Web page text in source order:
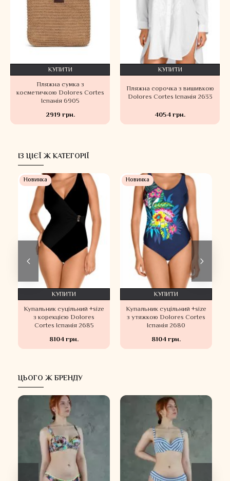
Пляжна сумка з
косметичкою Dolores Cortes
Іспанія 6905
2919 грн.
КУПИТИ
Пляжна сорочка з вишивкою
Dolores Cortes Іспанія 2633
4054 грн.
КУПИТИ
ІЗ ЦІЄЇ Ж КАТЕГОРІЇ
Новинка
Купальник суцільний +size
з корекцією Dolores
Cortes Іспанія 2685
8104 грн.
КУПИТИ
Новинка
Купальник суцільний +size
з утяжкою Dolores Cortes
Іспанія 2680
8104 грн.
КУПИТИ
ЦЬОГО Ж БРЕНДУ